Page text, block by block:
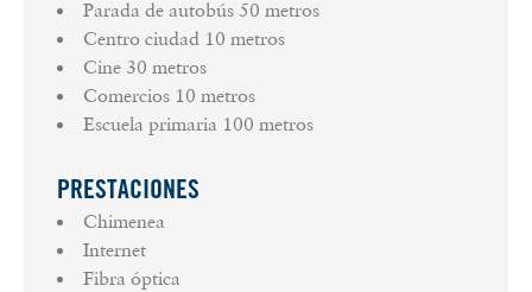
Parada de autobús 50 metros
Centro ciudad 10 metros
Cine 30 metros
Comercios 10 metros
Escuela primaria 100 metros
PRESTACIONES
Chimenea
Internet
Fibra óptica